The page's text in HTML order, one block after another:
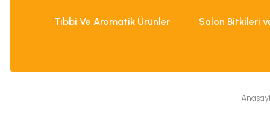
Tıbbi Ve Aromatik Ürünler Salon Bitkileri